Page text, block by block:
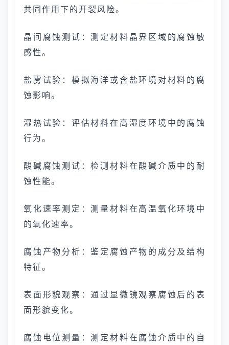
共同作用下的开裂风险。
晶间腐蚀测试：测定材料晶界区域的腐蚀敏
感性。
盐雾试验：模拟海洋或含盐环境对材料的腐
蚀影响。
湿热试验：评估材料在高湿度环境中的腐蚀
行为。
酸碱腐蚀测试：检测材料在酸碱介质中的耐
蚀性能。
氧化速率测定：测量材料在高温氧化环境中
的氧化速率。
腐蚀产物分析：鉴定腐蚀产物的成分及结构
特征。
表面形貌观察：通过显微镜观察腐蚀后的表
面形貌变化。
腐蚀电位测量：测定材料在腐蚀介质中的自